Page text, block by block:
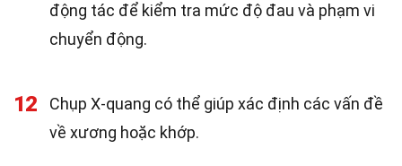
động tác để kiểm tra mức độ đau và phạm vi
chuyển động.
12
Chụp X-quang có thể giúp xác định các vấn đề
về xương hoặc khớp.